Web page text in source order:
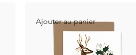
Ajouter au panier